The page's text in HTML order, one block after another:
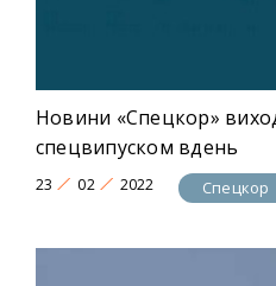
Новини «Спецкор»
спецвипуском вдень
23 02 2022 Спецкор